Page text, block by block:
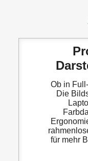
Ob in
Die
für mehr